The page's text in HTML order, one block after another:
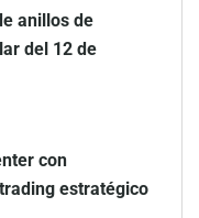
anillos de
del 12 de
con
estratégico